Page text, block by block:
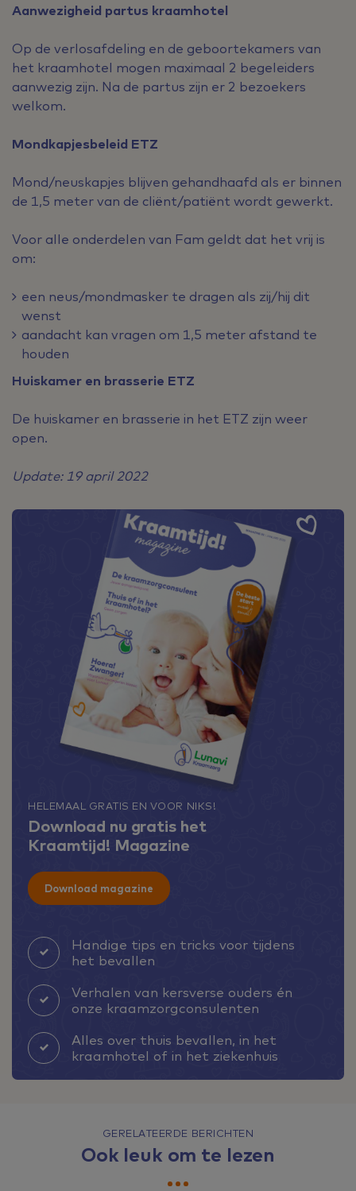
Aanwezigheid partus kraamhotel
Op de verlosafdeling en de geboortekamers van
het kraamhotel mogen maximaal 2 begeleiders
aanwezig zijn. Na de partus zijn er 2 bezoekers
welkom.
Mondkapjesbeleid ETZ
Mond/neuskapjes blijven gehandhaafd als er binnen
de 1,5 meter van de cliënt/patiënt wordt gewerkt.
Voor alle onderdelen van Fam geldt dat het vrij is
om:
een neus/mondmasker te dragen als zij/hij dit
wenst
aandacht kan vragen om 1,5 meter afstand te
houden
Huiskamer en brasserie ETZ
De huiskamer en brasserie in het ETZ zijn weer
open.
Update: 19 april 2022
HELEMAAL GRATIS EN VOOR NIKS!
Download nu gratis het
Kraamtijd! Magazine
Download magazine
Handige tips en tricks voor tijdens
het bevallen
Verhalen van kersverse ouders én
onze kraamzorgconsulenten
Alles over thuis bevallen, in het
kraamhotel of in het ziekenhuis
GERELATEERDE BERICHTEN
Ook leuk om te lezen